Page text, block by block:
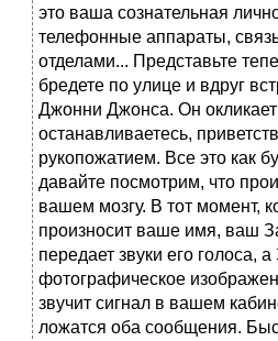
это ваша сознательная
телефонные аппараты,
отделами... Представьте
бредете по улице и вдруг
Джонни Джонса. Он
останавливаетесь,
рукопожатием. Все это как
давайте посмотрим, что
вашем мозгу. В тот момент,
произносит ваше имя, ваш
передает звуки его голоса,
фотографическое
звучит сигнал в вашем
ложатся оба сообщения.